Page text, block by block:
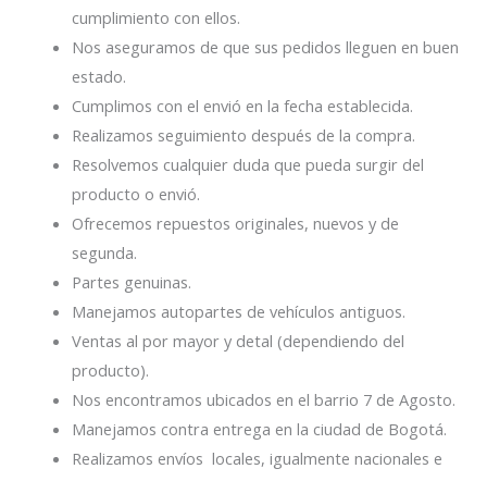
cumplimiento con ellos.
Nos aseguramos de que sus pedidos lleguen en buen
estado.
Cumplimos con el envió en la fecha establecida.
Realizamos seguimiento después de la compra.
Resolvemos cualquier duda que pueda surgir del
producto o envió.
Ofrecemos repuestos originales, nuevos y de
segunda.
Partes genuinas.
Manejamos autopartes de vehículos antiguos.
Ventas al por mayor y detal (dependiendo del
producto).
Nos encontramos ubicados en el barrio 7 de Agosto.
Manejamos contra entrega en la ciudad de Bogotá.
Realizamos envíos locales, igualmente nacionales e